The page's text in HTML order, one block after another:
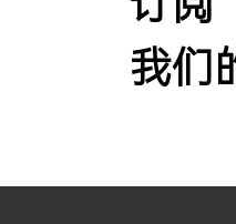
我们